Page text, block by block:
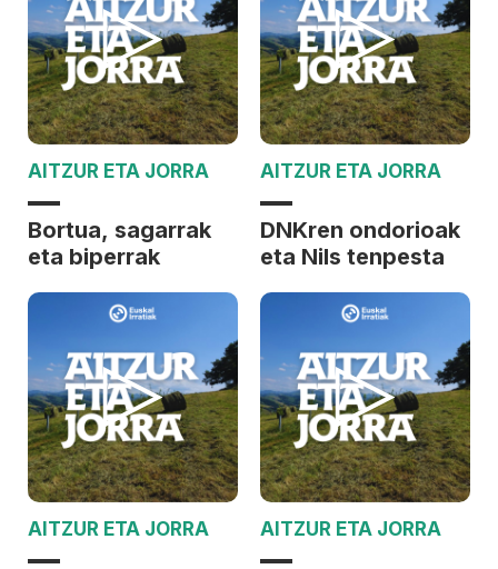
AITZUR ETA JORRA
Bortua, sagarrak
eta biperrak
AITZUR ETA JORRA
DNKren ondorioak
eta Nils tenpesta
AITZUR ETA JORRA AITZUR ETA JORRA